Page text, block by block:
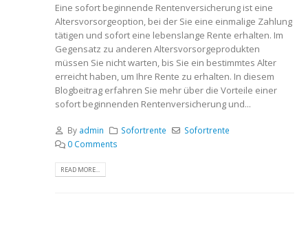
Eine sofort beginnende Rentenversicherung ist eine
Altersvorsorgeoption, bei der Sie eine einmalige Zahlung
tätigen und sofort eine lebenslange Rente erhalten. Im
Gegensatz zu anderen Altersvorsorgeprodukten
müssen Sie nicht warten, bis Sie ein bestimmtes Alter
erreicht haben, um Ihre Rente zu erhalten. In diesem
Blogbeitrag erfahren Sie mehr über die Vorteile einer
sofort beginnenden Rentenversicherung und...
By admin Sofortrente
Sofortrente
0 Comments
READ MORE...